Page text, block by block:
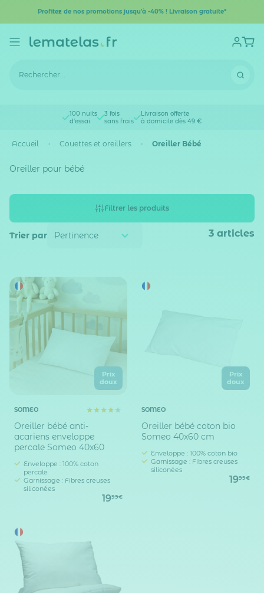
Profitez de nos promotions jusqu'à -40% ! Livraison gratuite*
100 nuits
d'essai
3 fois
sans frais
Livraison offerte
à domicile dès 49 €
Accueil Couettes et oreillers Oreiller Bébé
Oreiller pour bébé
Filtrer les produits
Trier par 3 articles
Prix
doux
SOMEO
Oreiller bébé anti-
acariens enveloppe
percale Someo 40x60
Enveloppe : 100% coton
percale
Garnissage : Fibres creuses
siliconées
1999€
Prix
doux
SOMEO
Oreiller bébé coton bio
Someo 40x60 cm
Enveloppe : 100% coton bio
Garnissage : Fibres creuses
siliconées
1999€